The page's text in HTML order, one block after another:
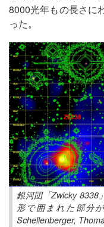
8000光年もの長さに
った。
銀河団「Zwicky 8338
形で囲まれた部分
Schellenberger,